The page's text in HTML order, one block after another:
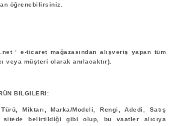
öğrenebilirsiniz.
‘ e-ticaret mağazasından alışveriş yapan tüm
veya müşteri olarak anılacaktır).
BILGILERI:
Miktarı, Marka/Modeli, Rengi, Adedi, Satış
belirtildiği gibi olup, bu vaatler alıcıya